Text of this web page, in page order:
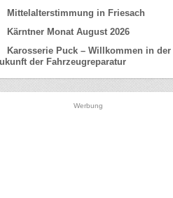
Mittelalterstimmung in Friesach
Kärntner Monat August 2026
Karosserie Puck – Willkommen in der
der Fahrzeugreparatur
Werbung